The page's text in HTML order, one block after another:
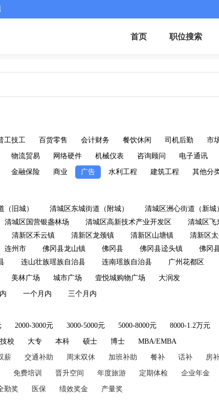
首页 职位搜索
工技工 百货零售 会计财务 餐饮休闲 司机后勤 市
物流贸易 网络硬件 机械仪表 咨询顾问 电子通讯
金融保险 商业 广告 水利工程 建筑工程 其他分
（旧城） 清城区东城街道（附城） 清城区洲心街道（新城
清城区国营银盏林场 清城区高新技术产业开发区 清城区飞
清新区禾云镇 清新区龙颈镇 清新区山塘镇 清新区
连州市 佛冈县龙山镇 佛冈县 佛冈县迳头镇 佛冈
连山壮族瑶族自治县 连南瑶族自治县 广州花都区
美林广场 城市广场 壹悦城购物广场 大润发
一个月内 三个月内
2000-3000元 3000-5000元 5000-8000元 8000-1.2万元
校 大专 本科 硕士 博士 MBA/EMBA
薪 交通补助 周末双休 加班补助 餐补 话补 房
免费培训 晋升空间 年度旅游 定期体检 企业年金
勤奖 医保 绩效奖金 产量奖